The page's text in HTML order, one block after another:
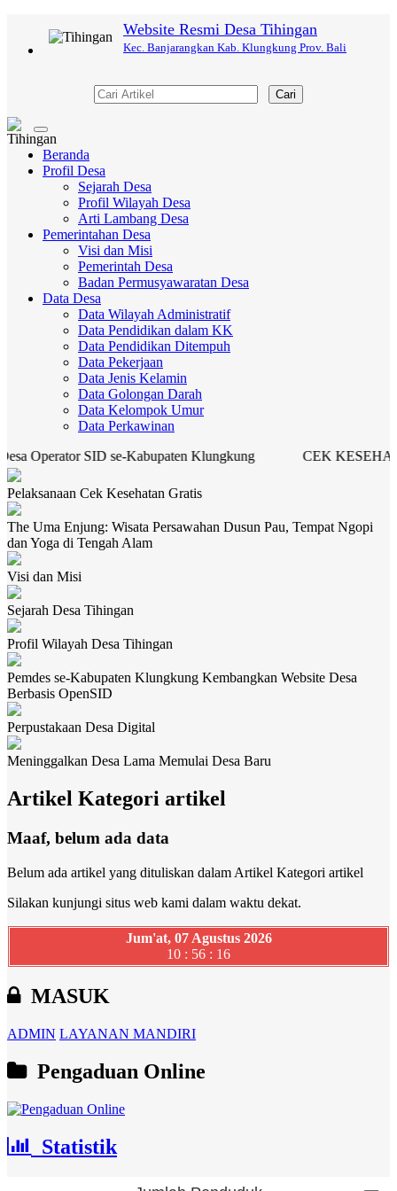
Website Resmi Desa Tihingan
Kec. Banjarangkan Kab. Klungkung Prov. Bali
Cari
Toggle
navigation
Beranda
Profil Desa
Sejarah Desa
Profil Wilayah Desa
Arti Lambang Desa
Pemerintahan Desa
Visi dan Misi
Pemerintah Desa
Badan Permusyawaratan Desa
Data Desa
Data Wilayah Administratif
Data Pendidikan dalam KK
Data Pendidikan Ditempuh
Data Pekerjaan
Data Jenis Kelamin
Data Golongan Darah
Data Kelompok Umur
Data Perkawinan
SID se-Kabupaten Klungkung
CEK KESEHATAN
Pelaksanaan Cek Kesehatan Gratis
The Uma Enjung: Wisata Persawahan Dusun Pau, Tempat Ngopi
dan Yoga di Tengah Alam
Visi dan Misi
Sejarah Desa Tihingan
Profil Wilayah Desa Tihingan
Pemdes se-Kabupaten Klungkung Kembangkan Website Desa
Berbasis OpenSID
Perpustakaan Desa Digital
Meninggalkan Desa Lama Memulai Desa Baru
Artikel Kategori artikel
Maaf, belum ada data
Belum ada artikel yang dituliskan dalam Artikel Kategori artikel
Silakan kunjungi situs web kami dalam waktu dekat.
Jum'at, 07 Agustus 2026
10 : 56 : 17
MASUK
ADMIN LAYANAN MANDIRI
Pengaduan Online
Statistik